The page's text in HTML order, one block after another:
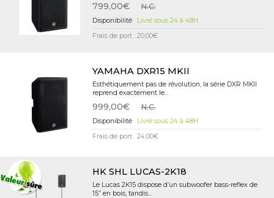
799,00€ N.C.
Livré sous 24 à 48H
Frais de port : 20,00€
YAMAHA DXR15 MKII
Esthétiquement pas de révolution, la série DXR MKII
reprend exactement le...
999,00€ N.C.
Livré sous 24 à 48H
Frais de port : 24,00€
HK SHL LUCAS-2K18
Le Lucas 2K15 dispose d’un subwoofer bass-reflex de
15’’ en bois, tandis...